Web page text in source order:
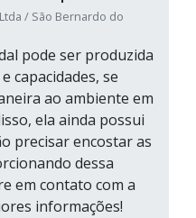
/ São Bernardo do
pode ser produzida
capacidades, se
ao ambiente em
ela ainda possui
precisar encostar as
dessa
em contato com a
informações!